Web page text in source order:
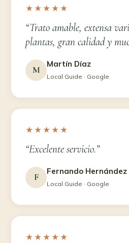
★★★★★
“Trato amable, extensa
plantas, gran calidad y
M
Martín Díaz
Local Guide · Google
★★★★★
“Excelente servicio.”
F
Fernando Hernández
Local Guide · Google
★★★★★